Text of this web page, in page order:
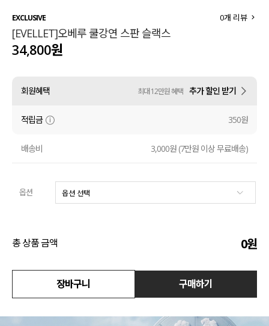
티셔츠
셔츠
원피스
니트
언더웨어
EXCLUSIVE
[EVELLET]오베루 쿨강연 스판 슬랙스
0개 리뷰
34,800원
회원혜택 최대 12만원 혜택 추가 할인 받기
적립금 350원
배송비 3,000원 (7만원 이상 무료배송)
옵션
총 상품 금액 0원
장바구니 구매하기